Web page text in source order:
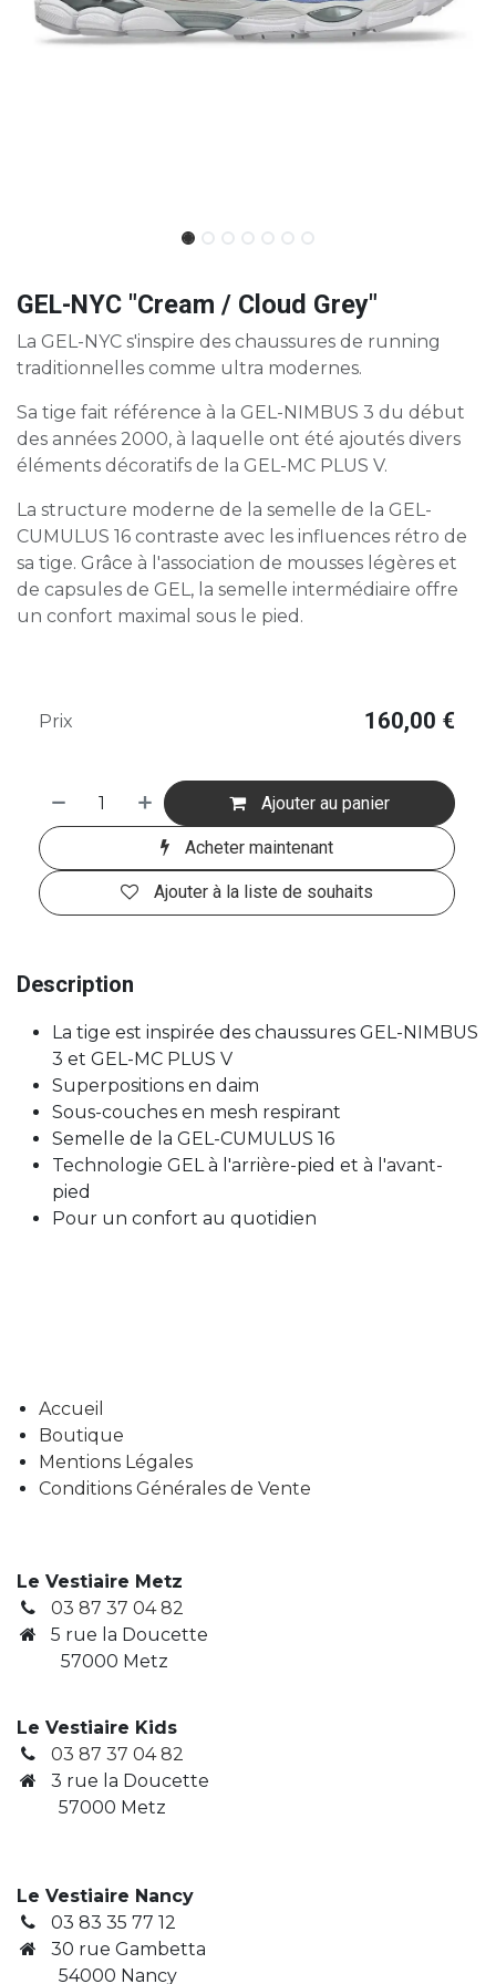
GEL-NYC "Cream / Cloud Grey"
La GEL-NYC s'inspire des chaussures de running
traditionnelles comme ultra modernes.
Sa tige fait référence à la GEL-NIMBUS 3 du début
des années 2000, à laquelle ont été ajoutés divers
éléments décoratifs de la GEL-MC PLUS V.
La structure moderne de la semelle de la GEL-
CUMULUS 16 contraste avec les influences rétro de
sa tige. Grâce à l'association de mousses légères et
de capsules de GEL, la semelle intermédiaire offre
un confort maximal sous le pied.
Ajouter au panier
Acheter maintenant
Ajouter à la liste de souhaits
Prix 160,00 €
Description
La tige est inspirée des chaussures GEL-NIMBUS
3 et GEL-MC PLUS V
Superpositions en daim
Sous-couches en mesh respirant
Semelle de la GEL-CUMULUS 16
Technologie GEL à l'arrière-pied et à l'avant-
pied
Pour un confort au quotidien
Accueil
Boutique
Mentions Légales
Conditions Générales de Vente
Le Vestiaire Metz
03 87 37 04 82
5 rue la Doucette
57000 Metz
Le Vestiaire Kids
03 87 37 04 82
3 rue la Doucette
​ 57000 Metz
Le Vestiaire Nancy
03 83 35 77 12
30 rue Gambetta
​ 54000 Nancy